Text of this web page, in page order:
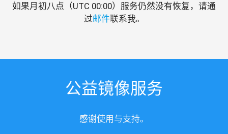
如果月初八点（UTC 00:00）服务仍然没有恢复，请通
过邮件联系我。
公益镜像服务
感谢使用与支持。